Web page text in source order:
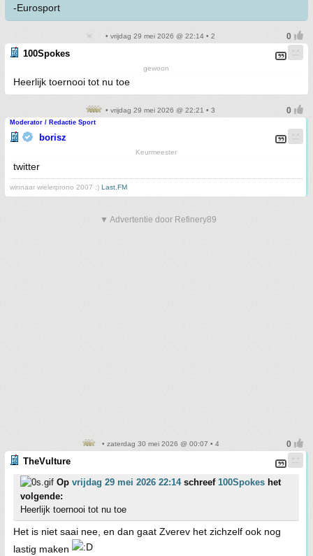
-Eurosport
• vrijdag 29 mei 2026 @ 22:14 • 2
100Spokes
gewoon
Heerlijk toernooi tot nu toe
• vrijdag 29 mei 2026 @ 22:21 • 3
Moderator / Redactie Sport
borisz
Keurmeester
twitter
winnaar wielerprono 2007 :) Last.FM
▼ Advertentie door Refinery89
• zaterdag 30 mei 2026 @ 00:07 • 4
TheVulture
Op vrijdag 29 mei 2026 22:14schreef 100Spokes het
volgende:
Heerlijk toernooi tot nu toe
Het is niet saai nee, en dan gaat Zverev het zichzelf ook nog
lastig maken